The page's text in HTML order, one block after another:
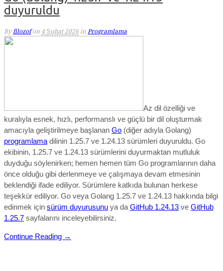
duyuruldu
By filozof on 4 Şubat 2026 in Programlama
Az dil özelliği ve
kuralıyla esnek, hızlı, performanslı ve güçlü bir dil oluşturmak
amacıyla geliştirilmeye başlanan Go (diğer adıyla Golang)
programlama dilinin 1.25.7 ve 1.24.13 sürümleri duyuruldu. Go
ekibinin, 1.25.7 ve 1.24.13 sürümlerini duyurmaktan mutluluk
duyduğu söylenirken; hemen hemen tüm Go programlarının daha
önce olduğu gibi derlenmeye ve çalışmaya devam etmesinin
beklendiği ifade ediliyor. Sürümlere katkıda bulunan herkese
teşekkür ediliyor. Go veya Golang 1.25.7 ve 1.24.13 hakkında bilgi
edinmek için sürüm duyurusunu ya da GitHub 1.24.13 ve GitHub
1.25.7 sayfalarını inceleyebilirsiniz.
Continue Reading →